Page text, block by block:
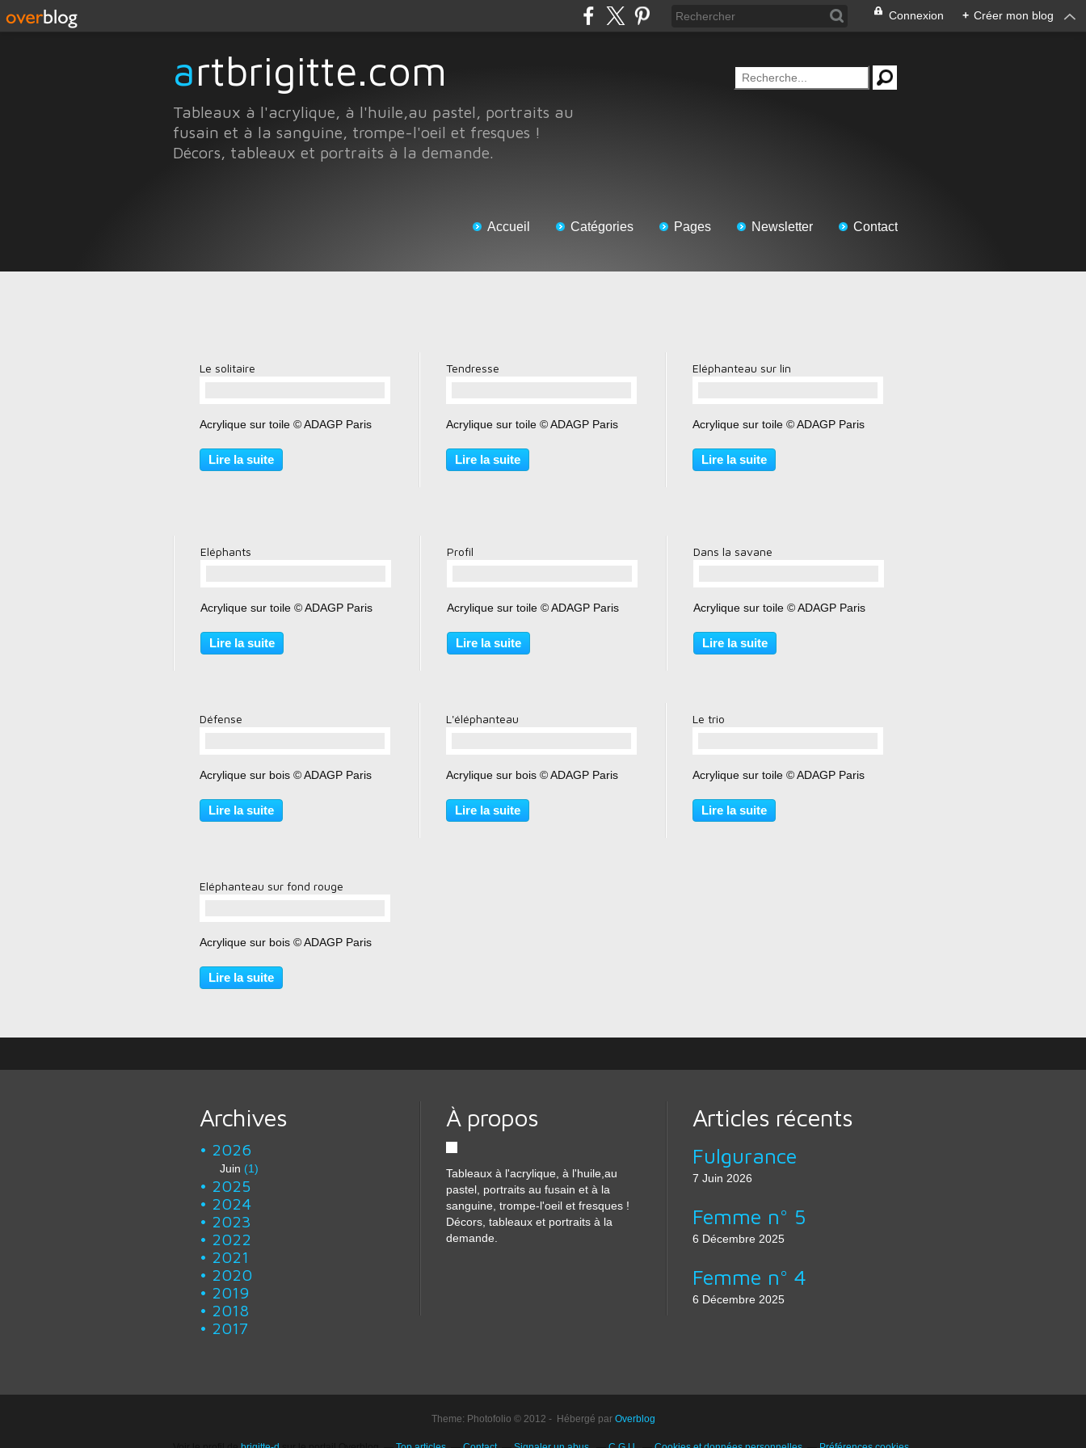
Connexion + Créer mon blog
artbrigitte.com
Tableaux à l'acrylique, à l'huile,au pastel, portraits au
fusain et à la sanguine, trompe-l'oeil et fresques !
Décors, tableaux et portraits à la demande.
Accueil Catégories Pages Newsletter Contact
Le solitaire
Acrylique sur toile © ADAGP Paris
Lire la suite
Tendresse
Acrylique sur toile © ADAGP Paris
Lire la suite
Eléphanteau sur lin
Acrylique sur toile © ADAGP Paris
Lire la suite
Eléphants
Acrylique sur toile © ADAGP Paris
Lire la suite
Profil
Acrylique sur toile © ADAGP Paris
Lire la suite
Dans la savane
Acrylique sur toile © ADAGP Paris
Lire la suite
Défense
Acrylique sur bois © ADAGP Paris
Lire la suite
L'éléphanteau
Acrylique sur bois © ADAGP Paris
Lire la suite
Le trio
Acrylique sur toile © ADAGP Paris
Lire la suite
Eléphanteau sur fond rouge
Acrylique sur bois © ADAGP Paris
Lire la suite
Archives
2026
Juin (1)
2025
2024
2023
2022
2021
2020
2019
2018
2017
À propos
Tableaux à l'acrylique, à l'huile,au
pastel, portraits au fusain et à la
sanguine, trompe-l'oeil et fresques !
Décors, tableaux et portraits à la
demande.
Articles récents
Fulgurance
7 Juin 2026
Femme n° 5
6 Décembre 2025
Femme n° 4
6 Décembre 2025
Theme: Photofolio © 2012 - Hébergé par Overblog